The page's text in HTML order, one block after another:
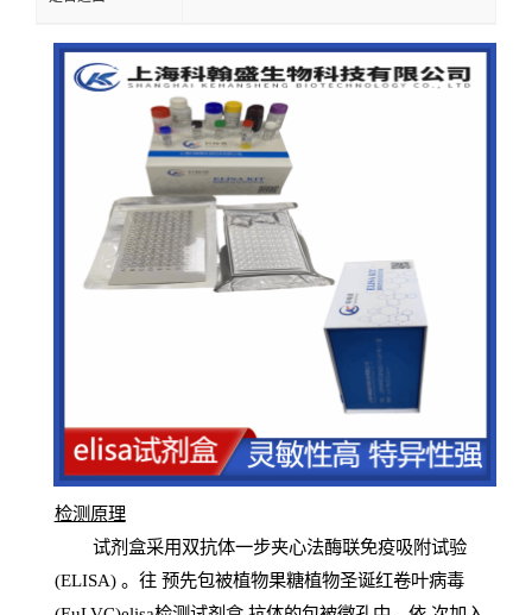
检测原理
试剂盒采用双抗体一步夹心法酶联免疫吸附试验
(ELISA) 。往 预先包被植物果糖植物圣诞红卷叶病毒